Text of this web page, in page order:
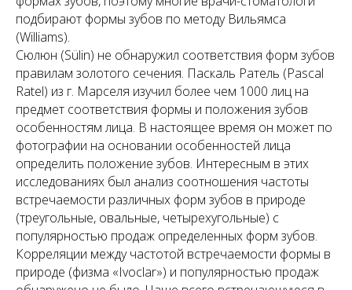
подбирают формы зубов по методу Вильямса
(Williams).
Сюлюн (Sülin) не обнаружил соответствия форм зубов
правилам золотого сечения. Паскаль Ратель (Pascal
Ratel) из г. Марселя изучил более чем 1000 лиц на
предмет соответствия формы и положения зубов
особенностям лица. В настоящее время он может по
фотографии на основании особенностей лица
определить положение зубов. Интересным в этих
исследованиях был анализ соотношения частоты
встречаемости различных форм зубов в природе
(треугольные, овальные, четырехугольные) с
популярностью продаж определенных форм зубов.
Корреляции между частотой встречаемости формы в
природе (физма «Ivoclar») и популярностью продаж